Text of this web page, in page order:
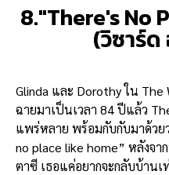
8."There's No
(วิซาร์
Glinda และ Dorothy ใน
ฉายมาเป็นเวลา 84 ปีแล้ว
แพร่หลาย พร้อมกับกับมาด้วย
no place like home” หลังจ
ตาซี เธอแค่อยากจะกลับบ้าน